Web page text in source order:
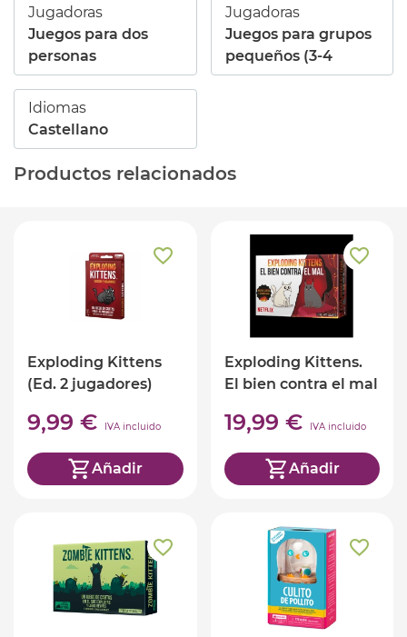
Jugadoras
Juegos para dos
personas
Jugadoras
Juegos para grupos
pequeños (3-4
Idiomas
Castellano
Productos relacionados
Exploding Kittens
(Ed. 2 jugadores)
9,99 € IVA incluido
Añadir
Exploding Kittens.
El bien contra el mal
19,99 € IVA incluido
Añadir